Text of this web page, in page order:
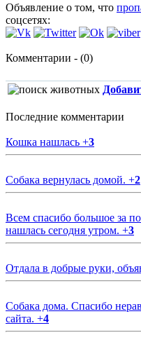
Объявление о том, что
соцсетях:
Комментарии - (0)
Последние комментарии
Кошка нашлась +3
Собака вернулась домой. +2
Всем спасибо большое за
нашлась сегодня утром. +3
Отдала в добрые руки,
Собака дома. Спасибо
сайта. +4